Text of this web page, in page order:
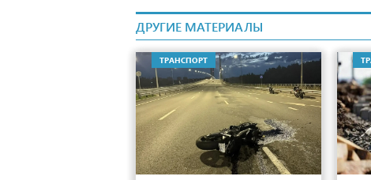
ДРУГИЕ МАТЕРИАЛЫ
ТРАНСПОРТ
22